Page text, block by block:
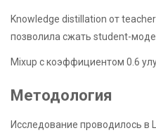
Knowledge distillation от
позволила сжать student-
Mixup с коэффициентом 0.6
Методология
Исследование проводилось в